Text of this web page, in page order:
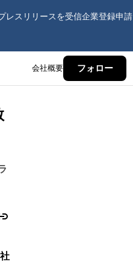
レスリリースを受信企業登録申請
会社概要 フォロー